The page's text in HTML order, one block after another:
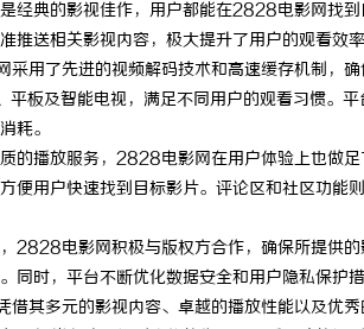
经典的影视佳作，用户都能在2828电影网找
推送相关影视内容，极大提升了用户的观看效率
用了先进的视频解码技术和高速缓存机制，
平板及智能电视，满足不同用户的观看习惯。
耗。
的播放服务，2828电影网在用户体验上也做
便用户快速找到目标影片。评论区和社区功能
2828电影网积极与版权方合作，确保所提供
同时，平台不断优化数据安全和用户隐私保护
其多元的影视内容、卓越的播放性能以及优